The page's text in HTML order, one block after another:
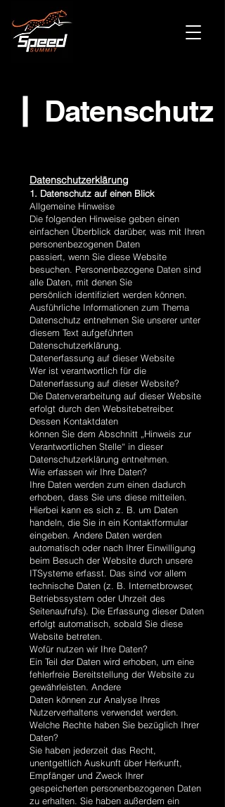
Datenschutz
Datenschutzerklärung
1. Datenschutz auf einen Blick
Allgemeine Hinweise
Die folgenden Hinweise geben einen
einfachen Überblick darüber, was mit Ihren
personenbezogenen Daten
passiert, wenn Sie diese Website
besuchen. Personenbezogene Daten sind
alle Daten, mit denen Sie
persönlich identifiziert werden können.
Ausführliche Informationen zum Thema
Datenschutz entnehmen Sie unserer unter
diesem Text aufgeführten
Datenschutzerklärung.
Datenerfassung auf dieser Website
Wer ist verantwortlich für die
Datenerfassung auf dieser Website?
Die Datenverarbeitung auf dieser Website
erfolgt durch den Websitebetreiber.
Dessen Kontaktdaten
können Sie dem Abschnitt „Hinweis zur
Verantwortlichen Stelle“ in dieser
Datenschutzerklärung entnehmen.
Wie erfassen wir Ihre Daten?
Ihre Daten werden zum einen dadurch
erhoben, dass Sie uns diese mitteilen.
Hierbei kann es sich z. B. um Daten
handeln, die Sie in ein Kontaktformular
eingeben. Andere Daten werden
automatisch oder nach Ihrer Einwilligung
beim Besuch der Website durch unsere
ITSysteme erfasst. Das sind vor allem
technische Daten (z. B. Internetbrowser,
Betriebssystem oder Uhrzeit des
Seitenaufrufs). Die Erfassung dieser Daten
erfolgt automatisch, sobald Sie diese
Website betreten.
Wofür nutzen wir Ihre Daten?
Ein Teil der Daten wird erhoben, um eine
fehlerfreie Bereitstellung der Website zu
gewährleisten. Andere
Daten können zur Analyse Ihres
Nutzerverhaltens verwendet werden.
Welche Rechte haben Sie bezüglich Ihrer
Daten?
Sie haben jederzeit das Recht,
unentgeltlich Auskunft über Herkunft,
Empfänger und Zweck Ihrer
gespeicherten personenbezogenen Daten
zu erhalten. Sie haben außerdem ein